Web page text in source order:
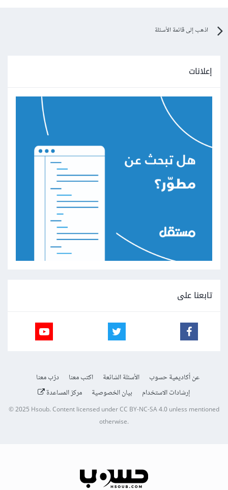
اذهب إلى قائمة الأسئلة
إعلانات
تابعنا على
عن أكاديمية حسوب الأسئلة الشائعة اكتب معنا
درّب معنا
إرشادات الاستخدام
بيان الخصوصية مركز المساعدة
© 2025Hsoub.Content licensed underCC BY-NC-SA 4.0unless mentioned
otherwise.